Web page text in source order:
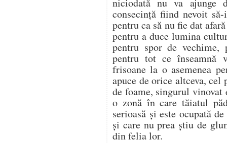
niciodată nu va ajunge
consecinţă fiind nevoit
pentru ca să nu fie dat
pentru a duce lumina
pentru spor de vechime,
pentru tot ce înseamnă
frisoane la o asemenea
apuce de orice altceva, cel
de foame, singurul vinovat
o zonă în care tăiatul
serioasă şi este ocupată
şi care nu prea ştiu de
din felia lor.